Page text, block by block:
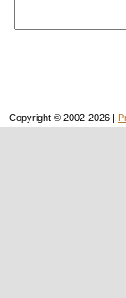
Copyright © 2002-2026 |